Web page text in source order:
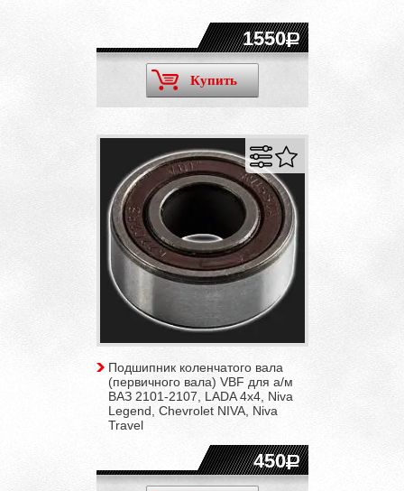
1550
Купить
Подшипник коленчатого вала
(первичного вала) VBF для а/м
ВАЗ 2101-2107, LADA 4x4, Niva
Legend, Chevrolet NIVA, Niva
Travel
450